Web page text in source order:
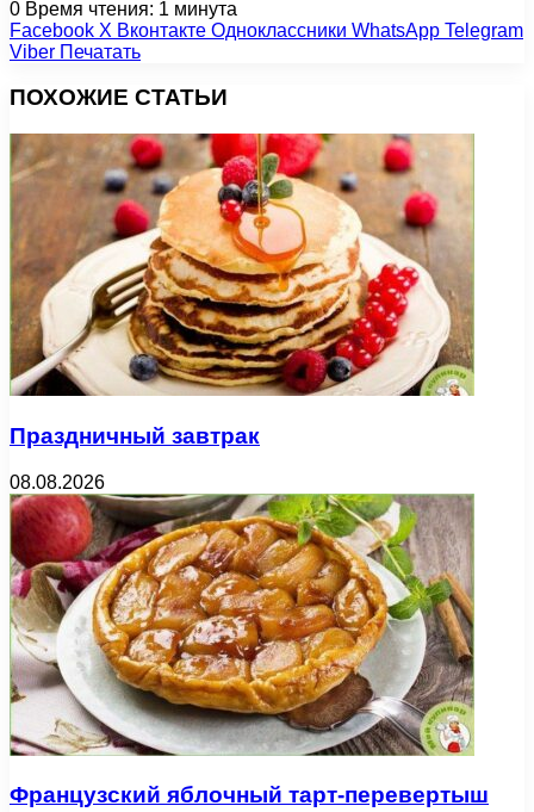
0 Время чтения: 1 минута
Facebook X Вконтакте Одноклассники WhatsApp Telegram
Viber Печатать
ПОХОЖИЕ СТАТЬИ
Праздничный завтрак
08.08.2026
Французский яблочный тарт-перевертыш